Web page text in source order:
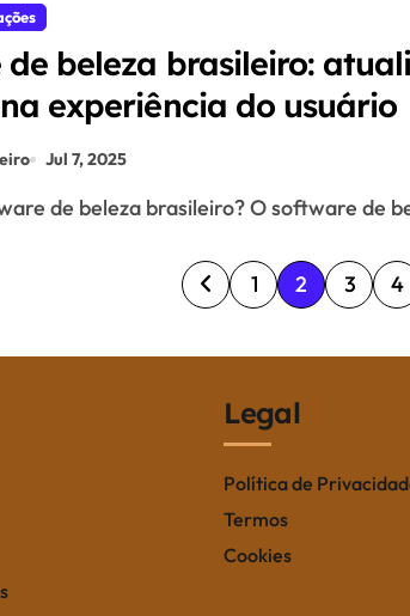
beleza brasileiro:
experiência do usuário
Jul 7, 2025
de beleza brasileiro? O software de
P
1 2 3 4
Legal
Política de
Termos
Cookies